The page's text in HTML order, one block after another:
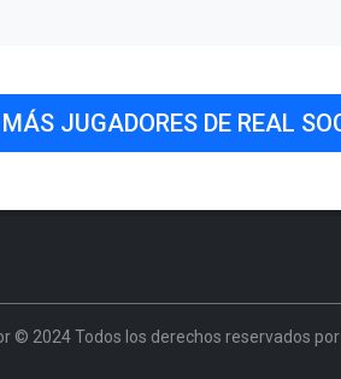
JUGADORES DE REAL
© 2024 Todos los derechos reservados por